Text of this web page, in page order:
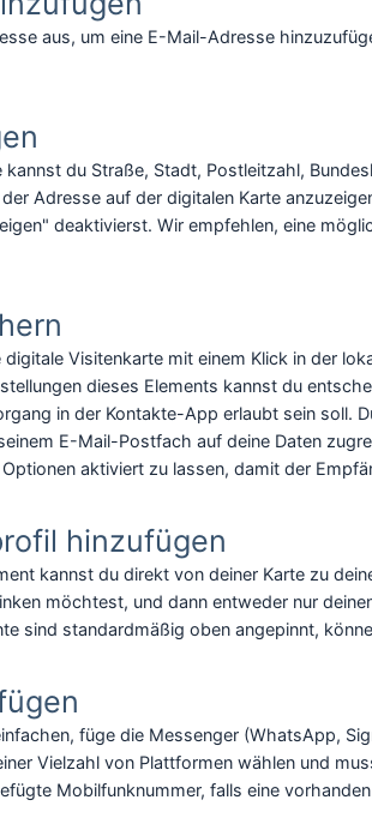
aus, um eine E-Mail-Adresse
kannst du Straße, Stadt, Postleitzahl,
Adresse auf der digitalen Karte
deaktivierst. Wir empfehlen, eine
Visitenkarte mit einem Klick in der
dieses Elements kannst du
in der Kontakte-App erlaubt sein soll.
E-Mail-Postfach auf deine Daten
aktiviert zu lassen, damit der
hinzufügen
kannst du direkt von deiner Karte zu
möchtest, und dann entweder nur
sind standardmäßig oben angepinnt,
füge die Messenger (WhatsApp,
Vielzahl von Plattformen wählen und
Mobilfunknummer, falls eine